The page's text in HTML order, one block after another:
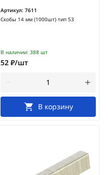
Артикул: 7611
Скобы 14 мм (1000шт) тип 53
В наличии: 388 шт
52 ₽/шт
В корзину